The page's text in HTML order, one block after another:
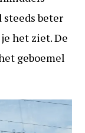
steeds beter
het ziet. De
geboemel